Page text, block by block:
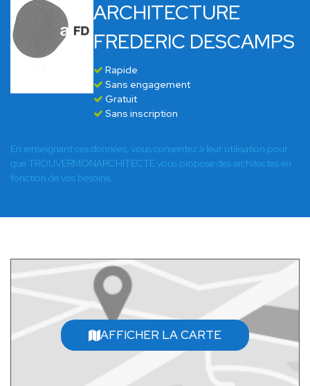
ARCHITECTURE
FREDERIC DESCAMPS
Rapide
Sans engagement
Gratuit
Sans inscription
En renseignant ces données, vous consentez à leur utilisation pour
que TROUVERMONARCHITECTE vous propose des architectes en
fonction de vos besoins.
AFFICHER LA CARTE